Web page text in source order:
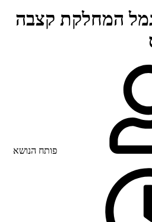
המחלקת קצבה
פותח הנושא